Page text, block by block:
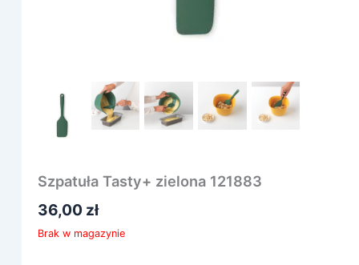
Szpatuła Tasty+ zielona 121883
36,00 zł
Brak w magazynie